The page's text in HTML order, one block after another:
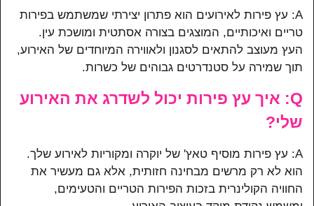
A: עץ פירות לאירועים הוא פתרון יצירתי שמשתמש בפירות
טריים ואיכותיים, המוצגים בצורה אסתטית ומושכת עין.
העץ מעוצב להתאים לסגנון ולאווירה המיוחדים של האירוע,
תוך שמירה על סטנדרטים גבוהים של כשרות.
Q: איך עץ פירות יכול לשדרג את האירוע
שלי?
A: עץ פירות מוסיף טאץ' של יוקרה ומקוריות לאירוע שלך.
הוא לא רק מרשים מבחינה חזותית, אלא גם מעשיר את
החוויה הקולינרית בזכות הפירות הטריים והטעימים,